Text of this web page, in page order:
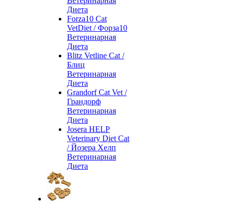
Диета
Forza10 Cat
VetDiet / Форза10
Ветеринарная
Диета
Blitz Vetline Cat /
Блиц
Ветеринарная
Диета
Grandorf Cat Vet /
Грандорф
Ветеринарная
Диета
Josera HELP
Veterinary Diet Cat
/ Йозера Хелп
Ветеринарная
Диета